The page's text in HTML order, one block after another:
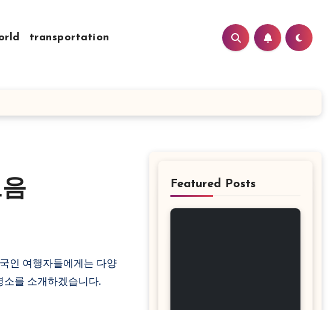
transportation
인 여행자들에게는 다양
소를 소개하겠습니다.
Featured Posts